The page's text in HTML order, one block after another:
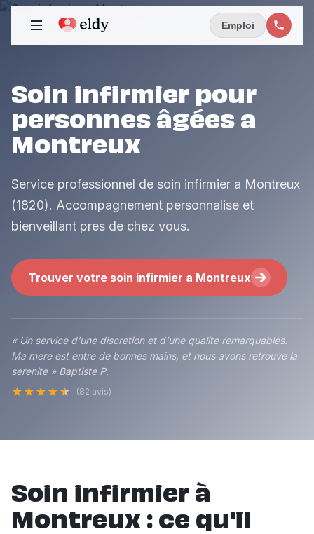
Emploi
Soin infirmier pour
personnes âgées a
Montreux
Service professionnel de soin infirmier a Montreux
(1820). Accompagnement personnalise et
bienveillant pres de chez vous.
Trouver votre soin infirmier a Montreux
« Un service d'une discretion et d'une qualite remarquables.
Ma mere est entre de bonnes mains, et nous avons retrouve la
serenite » Baptiste P.
★ ★ ★ ★ ★ (82 avis)
Soin infirmier à
Montreux : ce qu'il